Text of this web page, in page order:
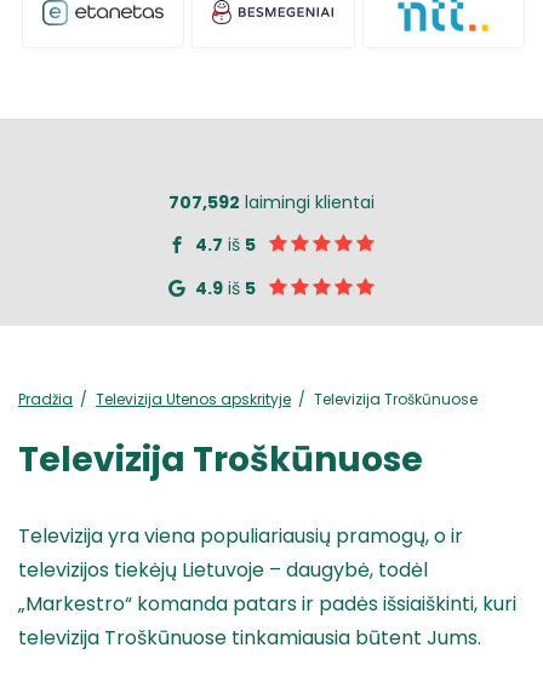
707,592 laimingi klientai
4.7 iš 5
4.9 iš 5
Pradžia Televizija Utenos apskrityje Televizija Troškūnuose
Televizija Troškūnuose
Televizija yra viena populiariausių pramogų, o ir
televizijos tiekėjų Lietuvoje – daugybė, todėl
„Markestro“ komanda patars ir padės išsiaiškinti, kuri
televizija Troškūnuose tinkamiausia būtent Jums.